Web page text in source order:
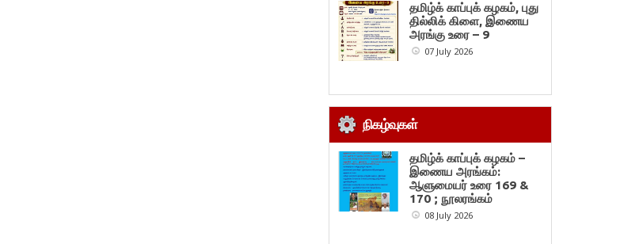
தமிழ்க் காப்புக் கழகம், புது
தில்லிக் கிளை, இணைய
அரங்கு உரை – 9
07 July 2026
நிகழ்வுகள்
தமிழ்க் காப்புக் கழகம் –
இணைய அரங்கம்:
ஆளுமையர் உரை 169 &
170 ; நூலரங்கம்
08 July 2026